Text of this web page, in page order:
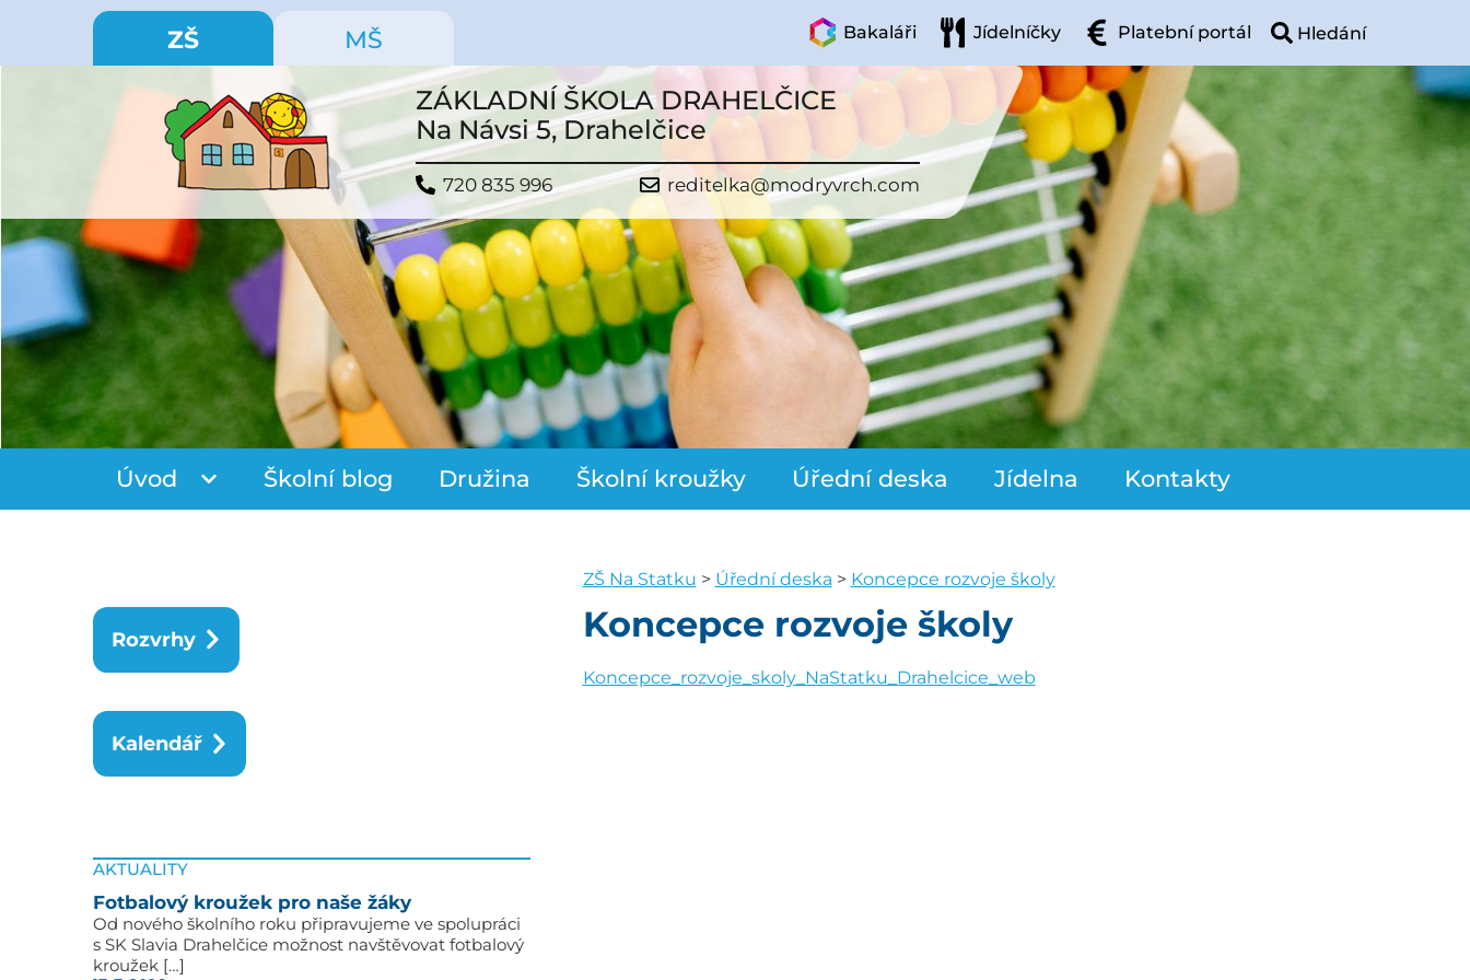
ZŠ MŠ Bakaláři Jídelníčky Platební portál
ZÁKLADNÍ ŠKOLA DRAHELČICE
Na Návsi 5, Drahelčice
720 835 996 reditelka@modryvrch.com
Úvod Školní blog Družina Školní kroužky Úřední deska Jídelna Kontakty
Rozvrhy
Kalendář
AKTUALITY
Fotbalový kroužek pro naše žáky
Od nového školního roku připravujeme ve spolupráci
s SK Slavia Drahelčice možnost navštěvovat fotbalový
kroužek […]
ZŠ Na Statku > Úřední deska > Koncepce rozvoje školy
Koncepce rozvoje školy
Koncepce_rozvoje_skoly_NaStatku_Drahelcice_web